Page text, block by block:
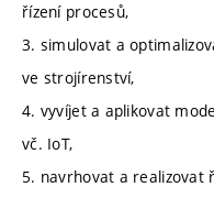
řízení procesů,
3. simulovat a
ve strojírenství,
4. vyvíjet a aplikovat
vč. IoT,
5. navrhovat a realizovat